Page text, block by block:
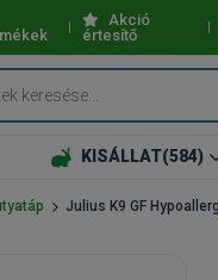
Akció
értesítő
KISÁLLAT(584)
Julius K9 GF